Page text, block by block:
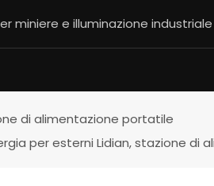
miniere e illuminazione
di alimentazione portatile
per esterni Lidian, stazione